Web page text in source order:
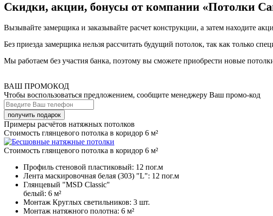
Скидки, акции, бонусы от компании «Потолки
Вызывайте замерщика и заказывайте расчет конструкции, а затем находите
Без приезда замерщика нельзя рассчитать будущий потолок, так как только
Мы работаем без участия банка, поэтому вы сможете приобрести новые
ВАШ ПРОМОКОД
Чтобы воспользоваться предложением, сообщите менеджеру Ваш промо-код
Примеры расчётов натяжных потолков
Стоимость глянцевого потолка в коридор 6 м²
Стоимость глянцевого потолка в коридор 6 м²
Профиль стеновой пластиковый: 12 пог.м
Лента маскировочная белая (303) "L": 12 пог.м
Глянцевый "MSD Classic"
белый: 6 м²
Монтаж Круглых светильников: 3 шт.
Монтаж натяжного полотна: 6 м²